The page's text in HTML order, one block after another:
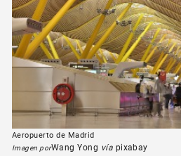
Aeropuerto de Madrid
Imagen porWang Yong vía pixabay